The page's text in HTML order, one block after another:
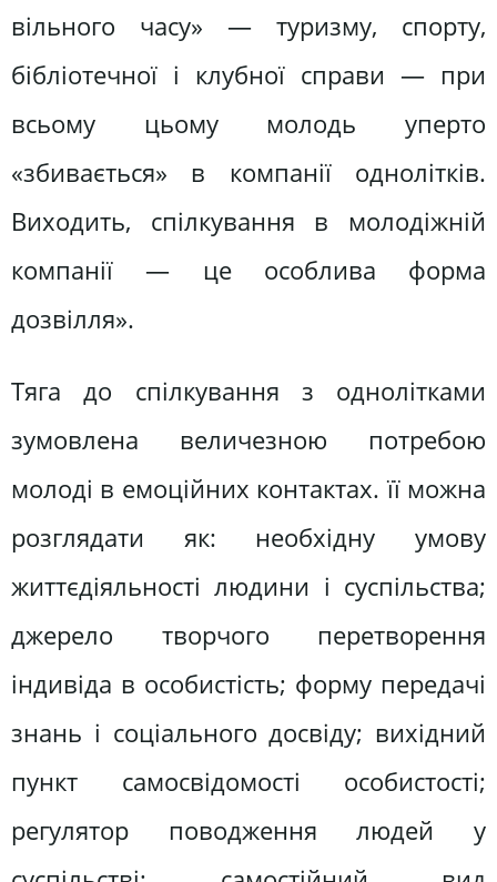
вільного часу» — туризму, спорту,
бібліотечної і клубної справи — при
всьому цьому молодь уперто
«збивається» в компанії однолітків.
Виходить, спілкування в молодіжній
компанії — це особлива форма
дозвілля».
Тяга до спілкування з однолітками
зумовлена величезною потребою
молоді в емоційних контактах. її можна
розглядати як: необхідну умову
життєдіяльності людини і суспільства;
джерело творчого перетворення
індивіда в особистість; форму передачі
знань і соціального досвіду; вихідний
пункт самосвідомості особистості;
регулятор поводження людей у